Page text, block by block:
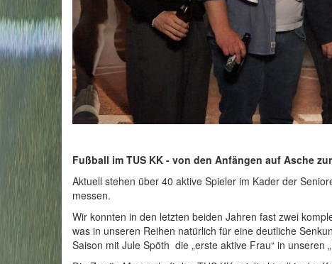
Fußball im TUS KK - von den Anfängen auf Asche
Aktuell stehen über 40 aktive Spieler im Kader der
messen.
Wir konnten in den letzten beiden Jahren fast zwei
was in unseren Reihen natürlich für eine deutliche
Saison mit Jule Spöth die „erste aktive Frau“ in unseren